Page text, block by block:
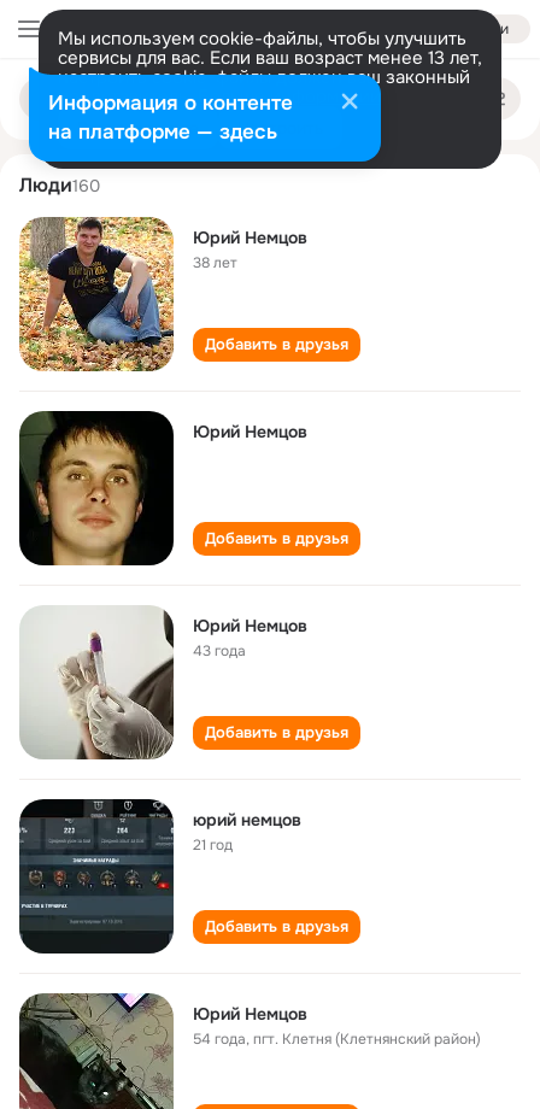
Войти
Мы используем cookie-файлы, чтобы улучшить
сервисы для вас. Если ваш возраст менее 13 лет,
настроить cookie-файлы должен ваш законный
представитель. Больше информации
Разрешить все Настроить
Поиск
людям
yuriy nemtsov
Люди160
Юрий Немцов
38 лет
Добавить в друзья
Юрий Немцов
Добавить в друзья
Юрий Немцов
43 года
Добавить в друзья
юрий немцов
21 год
Добавить в друзья
Юрий Немцов
54 года,пгт. Клетня (Клетнянский район)
Информация о контенте
на платформе — здесь